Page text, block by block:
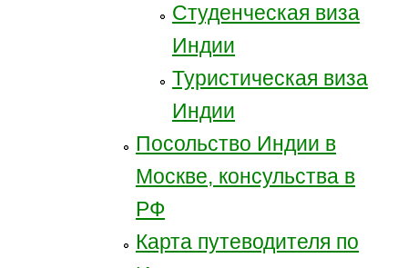
Студенческая виза
Индии
Туристическая виза
Индии
Посольство Индии в
Москве, консульства в
РФ
Карта путеводителя по